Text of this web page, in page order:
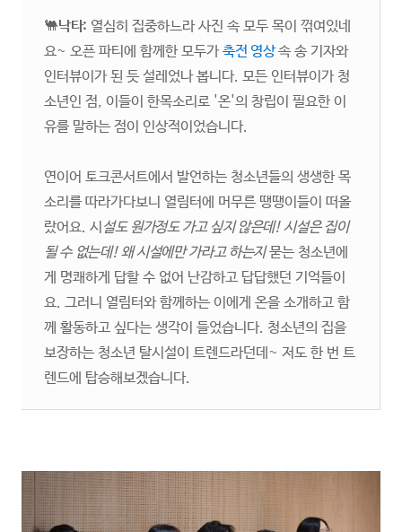
🐫낙타: 열심히 집중하느라 사진 속 모두 목이 꺾여있네
요~ 오픈 파티에 함께한 모두가 축전 영상속 송 기자와
인터뷰이가 된 듯 설레었나 봅니다. 모든 인터뷰이가 청
소년인 점, 이들이 한목소리로 '온'의 창립이 필요한 이
유를 말하는 점이 인상적이었습니다.
연이어 토크콘서트에서 발언하는 청소년들의 생생한 목
소리를 따라가다보니 열림터에 머무른 땡땡이들이 떠올
랐어요. 시 설도 원가정도 가고 싶지 않은데! 시설은 집이
될 수 없는데! 왜 시설에만 가라고 하는지묻는 청소년에
게 명쾌하게 답할 수 없어 난감하고 답답했던 기억들이
요. 그러니 열림터와 함께하는 이에게 온을 소개하고 함
께 활동하고 싶다는 생각이 들었습니다. 청소년의 집을
보장하는 청소년 탈시설이 트렌드라던데~ 저도 한 번 트
렌드에 탑승해보겠습니다.